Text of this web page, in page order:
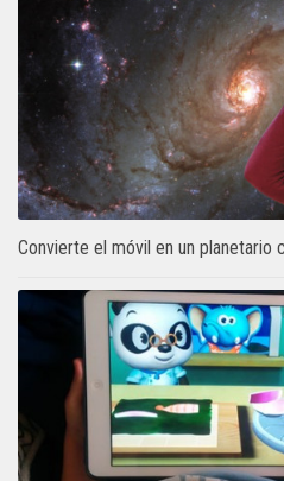
Convierte el móvil en un planetario